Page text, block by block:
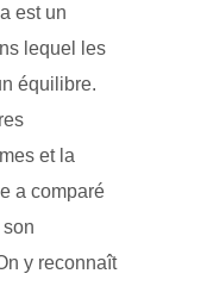
est un
lequel les
équilibre.
et la
a comparé
son
y reconnaît